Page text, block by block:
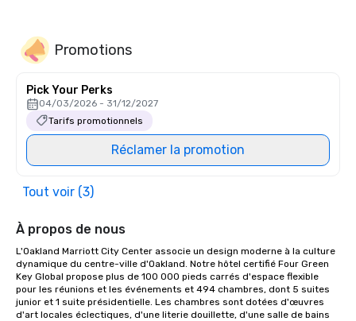
Promotions
Pick Your Perks
04/03/2026 - 31/12/2027
Tarifs promotionnels
Réclamer la promotion
Tout voir (3)
À propos de nous
L'Oakland Marriott City Center associe un design moderne à la culture
dynamique du centre-ville d'Oakland. Notre hôtel certifié Four Green
Key Global propose plus de 100 000 pieds carrés d'espace flexible
pour les réunions et les événements et 494 chambres, dont 5 suites
junior et 1 suite présidentielle. Les chambres sont dotées d'œuvres
d'art locales éclectiques, d'une literie douillette, d'une salle de bains